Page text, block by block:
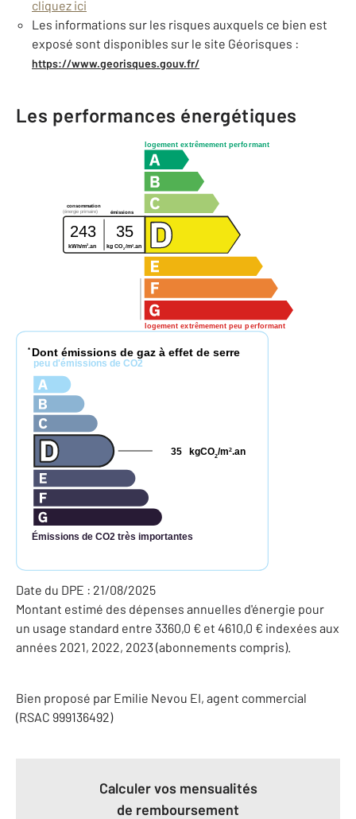
cliquez ici
Les informations sur les risques auxquels ce bien est
exposé sont disponibles sur le site Géorisques :
https://www.georisques.gouv.fr/
Les performances énergétiques
logement extrêmement performant
logement extrêmement peu performant
consommation
émissions
(énergie primaire)
243 35
kWh/m2.an kg CO2 /m2 .an
* Dont émissions de gaz à effet de serre
peu d'émissions de CO2
Émissions de CO2 très importantes
kgCO2/m2.an
35
Date du DPE : 21/08/2025
Montant estimé des dépenses annuelles d'énergie pour
un usage standard entre 3360,0 € et 4610,0 € indexées aux
années 2021, 2022, 2023 (abonnements compris).
Bien proposé par Emilie Nevou EI, agent commercial
(RSAC 999136492)
Calculer vos mensualités
de remboursement